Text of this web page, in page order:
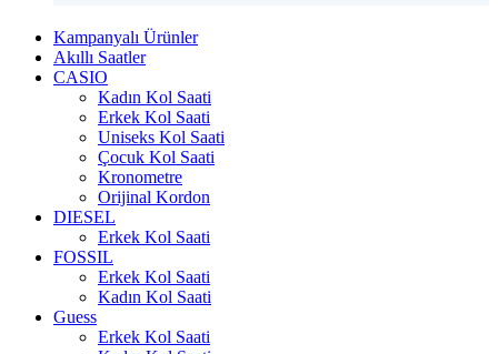
Kampanyalı Ürünler
Akıllı Saatler
CASIO
Kadın Kol Saati
Erkek Kol Saati
Uniseks Kol Saati
Çocuk Kol Saati
Kronometre
Orijinal Kordon
DIESEL
Erkek Kol Saati
FOSSIL
Erkek Kol Saati
Kadın Kol Saati
Guess
Erkek Kol Saati